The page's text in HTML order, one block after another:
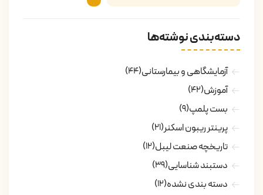
دسته‌بندی نوشته‌ها
آزمایشگاهی و بیمارستانی(44)
آموزش(42)
بست پلمپ(9)
پرینتر ریبون اسکنر(21)
تاریخچه صنعت لیبل(12)
دستبند شناسایی(39)
دسته بندی نشده(12)